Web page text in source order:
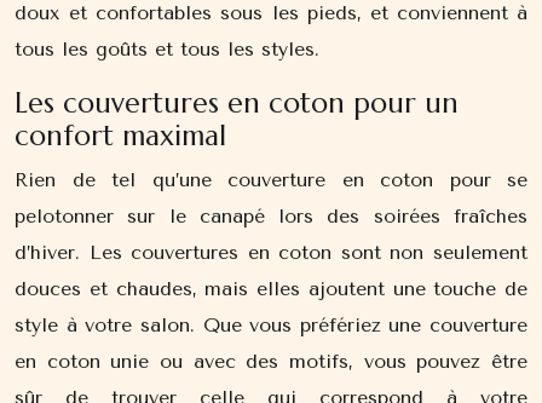
doux et confortables sous les pieds, et conviennent à
tous les goûts et tous les styles.
Les couvertures en coton pour un
confort maximal
Rien de tel qu’une couverture en coton pour se
pelotonner sur le canapé lors des soirées fraîches
d’hiver. Les couvertures en coton sont non seulement
douces et chaudes, mais elles ajoutent une touche de
style à votre salon. Que vous préfériez une couverture
en coton unie ou avec des motifs, vous pouvez être
sûr de trouver celle qui correspond à votre